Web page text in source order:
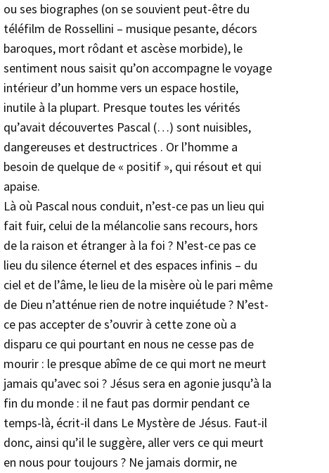
ou ses biographes (on se souvient peut-être du
téléfilm de Rossellini – musique pesante, décors
baroques, mort rôdant et ascèse morbide), le
sentiment nous saisit qu’on accompagne le voyage
intérieur d’un homme vers un espace hostile,
inutile à la plupart. Presque toutes les vérités
qu’avait découvertes Pascal (…) sont nuisibles,
dangereuses et destructrices . Or l’homme a
besoin de quelque de « positif », qui résout et qui
apaise.
Là où Pascal nous conduit, n’est-ce pas un lieu qui
fait fuir, celui de la mélancolie sans recours, hors
de la raison et étranger à la foi ? N’est-ce pas ce
lieu du silence éternel et des espaces infinis – du
ciel et de l’âme, le lieu de la misère où le pari même
de Dieu n’atténue rien de notre inquiétude ? N’est-
ce pas accepter de s’ouvrir à cette zone où a
disparu ce qui pourtant en nous ne cesse pas de
mourir : le presque abîme de ce qui mort ne meurt
jamais qu’avec soi ? Jésus sera en agonie jusqu’à la
fin du monde : il ne faut pas dormir pendant ce
temps-là, écrit-il dans Le Mystère de Jésus. Faut-il
donc, ainsi qu’il le suggère, aller vers ce qui meurt
en nous pour toujours ? Ne jamais dormir, ne